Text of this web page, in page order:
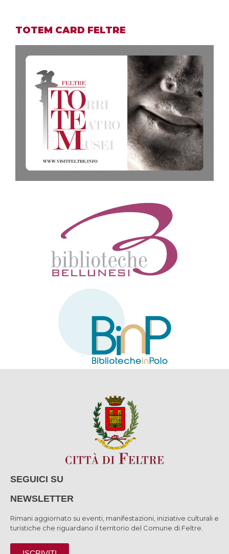
TOTEM CARD FELTRE
SEGUICI SU
NEWSLETTER
Rimani aggiornato su eventi, manifestazioni, iniziative culturali e
turistiche che riguardano il territorio del Comune di Feltre.